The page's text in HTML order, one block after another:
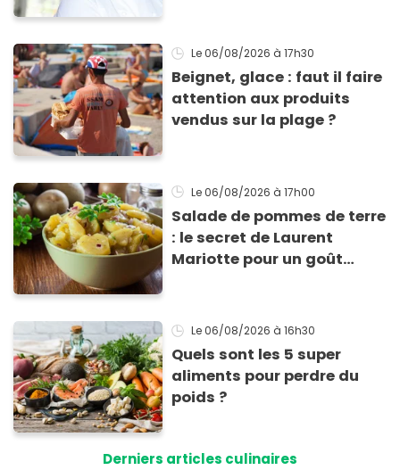
Le 06/08/2026 à 17h30
Beignet, glace : faut il faire
attention aux produits
vendus sur la plage ?
Le 06/08/2026 à 17h00
Salade de pommes de terre
: le secret de Laurent
Mariotte pour un goût
Le 06/08/2026 à 16h30
Quels sont les 5 super
aliments pour perdre du
poids ?
Derniers articles culinaires